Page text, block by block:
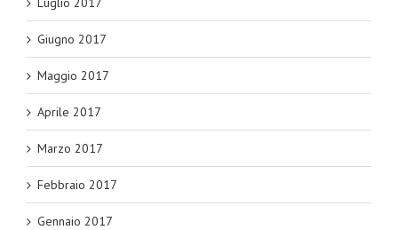
Giugno 2017
Maggio 2017
Aprile 2017
Marzo 2017
Febbraio 2017
Gennaio 2017